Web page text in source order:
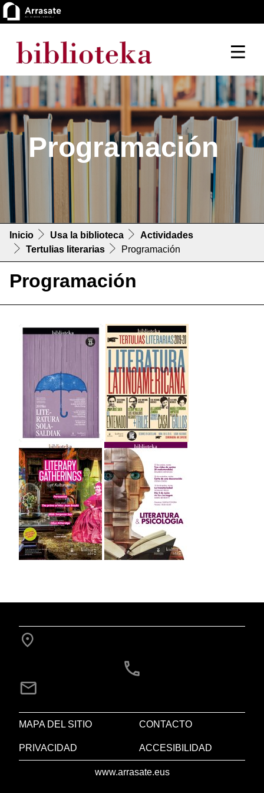
Programación
Inicio Usa la biblioteca
Actividades
Tertulias literarias
Programación
Programación
MAPA DEL SITIO CONTACTO
PRIVACIDAD ACCESIBILIDAD
www.arrasate.eus